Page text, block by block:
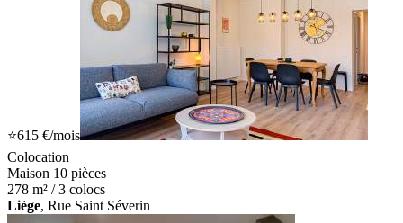
⭐615 €/mois
Colocation
Maison 10 pièces
278 m² / 3 colocs
Liège, Rue Saint Séverin